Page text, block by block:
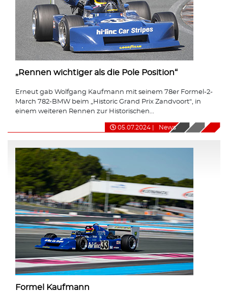
„Rennen wichtiger als die Pole Position“
Erneut gab Wolfgang Kaufmann mit seinem 78er Formel-2-
March 782-BMW beim „Historic Grand Prix Zandvoort“, in
einem weiteren Rennen zur Historischen...
05.07.2024 News
Formel Kaufmann